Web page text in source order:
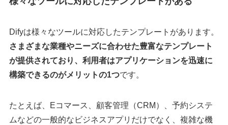
Difyは様々なツールに対応したテンプレートがあります。
さまざまな業種やニーズに合わせた豊富なテンプレート
が提供されており、利用者はアプリケーションを迅速に
構築できるのがメリットの1つです。
たとえば、Eコマース、顧客管理（CRM）、予約システ
ムなどの一般的なビジネスアプリだけでなく、複雑な機